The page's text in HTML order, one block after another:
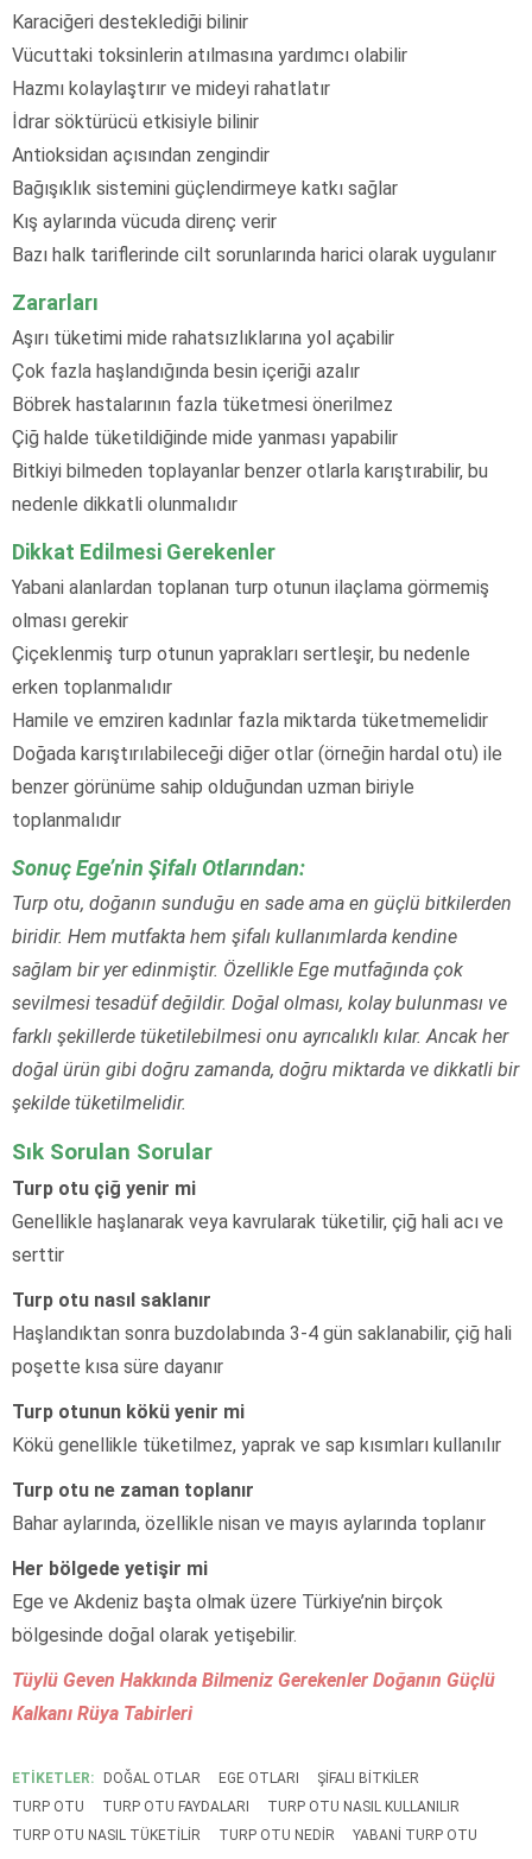
Karaciğeri desteklediği bilinir
Vücuttaki toksinlerin atılmasına yardımcı olabilir
Hazmı kolaylaştırır ve mideyi rahatlatır
İdrar söktürücü etkisiyle bilinir
Antioksidan açısından zengindir
Bağışıklık sistemini güçlendirmeye katkı sağlar
Kış aylarında vücuda direnç verir
Bazı halk tariflerinde cilt sorunlarında harici olarak uygulanır
Zararları
Aşırı tüketimi mide rahatsızlıklarına yol açabilir
Çok fazla haşlandığında besin içeriği azalır
Böbrek hastalarının fazla tüketmesi önerilmez
Çiğ halde tüketildiğinde mide yanması yapabilir
Bitkiyi bilmeden toplayanlar benzer otlarla karıştırabilir, bu
nedenle dikkatli olunmalıdır
Dikkat Edilmesi Gerekenler
Yabani alanlardan toplanan turp otunun ilaçlama görmemiş
olması gerekir
Çiçeklenmiş turp otunun yaprakları sertleşir, bu nedenle
erken toplanmalıdır
Hamile ve emziren kadınlar fazla miktarda tüketmemelidir
Doğada karıştırılabileceği diğer otlar (örneğin hardal otu) ile
benzer görünüme sahip olduğundan uzman biriyle
toplanmalıdır
Sonuç Ege’nin Şifalı Otlarından:
Turp otu, doğanın sunduğu en sade ama en güçlü bitkilerden
biridir. Hem mutfakta hem şifalı kullanımlarda kendine
sağlam bir yer edinmiştir. Özellikle Ege mutfağında çok
sevilmesi tesadüf değildir. Doğal olması, kolay bulunması ve
farklı şekillerde tüketilebilmesi onu ayrıcalıklı kılar. Ancak her
doğal ürün gibi doğru zamanda, doğru miktarda ve dikkatli bir
şekilde tüketilmelidir.
Sık Sorulan Sorular
Turp otu çiğ yenir mi
Genellikle haşlanarak veya kavrularak tüketilir, çiğ hali acı ve
serttir
Turp otu nasıl saklanır
Haşlandıktan sonra buzdolabında 3-4 gün saklanabilir, çiğ hali
poşette kısa süre dayanır
Turp otunun kökü yenir mi
Kökü genellikle tüketilmez, yaprak ve sap kısımları kullanılır
Turp otu ne zaman toplanır
Bahar aylarında, özellikle nisan ve mayıs aylarında toplanır
Her bölgede yetişir mi
Ege ve Akdeniz başta olmak üzere Türkiye’nin birçok
bölgesinde doğal olarak yetişebilir.
Tüylü Geven Hakkında Bilmeniz Gerekenler Doğanın Güçlü
Kalkanı Rüya Tabirleri
ETİKETLER: DOĞAL OTLAR EGE OTLARI
ŞIFALI BITKILER
TURP OTU
TURP OTU FAYDALARI
TURP OTU NASIL KULLANILIR
TURP OTU NASIL TÜKETILIR
TURP OTU NEDIR YABANI TURP OTU